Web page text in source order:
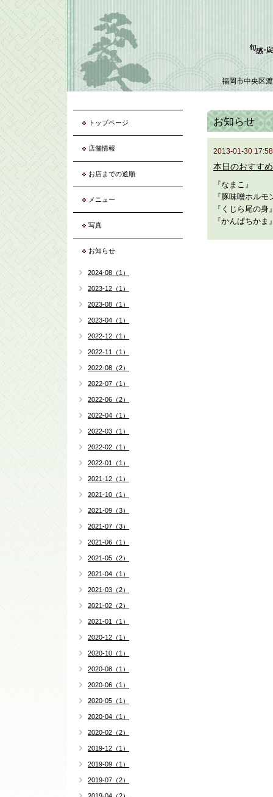
福岡市中央区
お知らせ
2013-01-30
本日のおすすめ
『なまこ』
『豚味噌ホルモ
『くじら尾の身
『かんぱちかま
トップページ
店舗情報
お店までの道順
メニュー
写真
お知らせ
2024-08（1）
2023-12（1）
2023-08（1）
2023-04（1）
2022-12（1）
2022-11（1）
2022-08（2）
2022-07（1）
2022-06（2）
2022-04（1）
2022-03（1）
2022-02（1）
2022-01（1）
2021-12（1）
2021-10（1）
2021-09（3）
2021-07（3）
2021-06（1）
2021-05（2）
2021-04（1）
2021-03（2）
2021-02（2）
2021-01（1）
2020-12（1）
2020-10（1）
2020-08（1）
2020-06（1）
2020-05（1）
2020-04（1）
2020-02（2）
2019-12（1）
2019-09（1）
2019-07（2）